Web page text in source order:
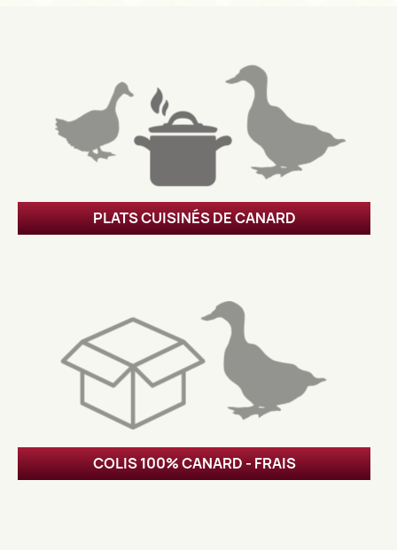
PLATS CUISINÉS DE CANARD
COLIS 100% CANARD - FRAIS